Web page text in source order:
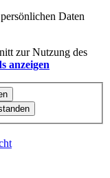
Daten
zur Nutzung des
anzeigen